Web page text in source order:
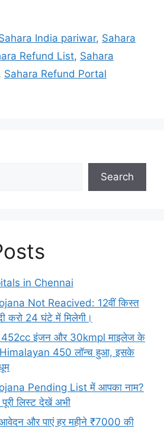
India pariwar, Sahara
Refund List, Sahara
Sahara Refund Portal
Search
in Chennai
Not Reacived: 12वीं किस्त
करो 24 घंटे में मिलेगी।
452cc इंजन और 30kmpl माइलेज के
450 लॉन्च हुआ, इसके
Pending List में आपका नाम?
पूरी लिस्ट देखें अभी
आवेदन और पाएं हर महीने ₹7000 की